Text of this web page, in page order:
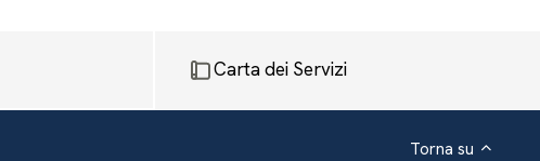
Carta dei Servizi
Torna su